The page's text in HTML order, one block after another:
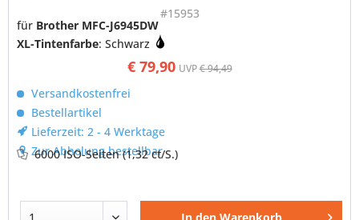
#15953
€ 79,90 UVP€ 94,49
für Brother MFC-J6945DW
XL-Tintenfarbe: Schwarz
Versandkostenfrei
Bestellartikel
Lieferzeit: 2 - 4 Werktage
Zur Abholung bestellbar
6000 ISO-Seiten(1,32 ct/S.)